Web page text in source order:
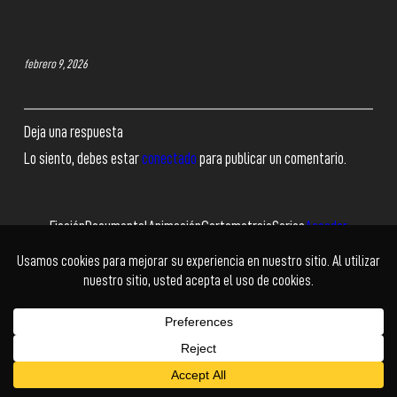
febrero 9, 2026
Deja una respuesta
Lo siento, debes estarconectado para publicar un comentario.
FicciónDocumentalAnimaciónCortometrajeSeriesAcceder
Facebook
Twitter
Instagram
YouTube